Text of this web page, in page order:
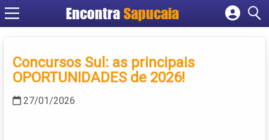
Encontra
Cadastrar empresa
Criar conta
Concursos Sul: as principais
OPORTUNIDADES de 2026!
27/01/2026